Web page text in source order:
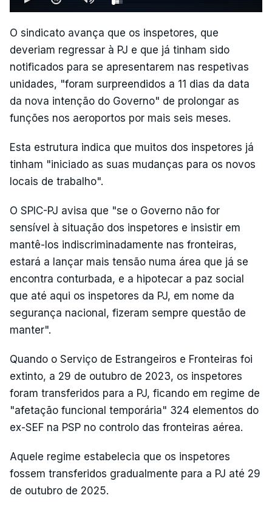
O sindicato avança que os inspetores, que
deveriam regressar à PJ e que já tinham sido
notificados para se apresentarem nas respetivas
unidades, "foram surpreendidos a 11 dias da data
da nova intenção do Governo" de prolongar as
funções nos aeroportos por mais seis meses.
Esta estrutura indica que muitos dos inspetores já
tinham "iniciado as suas mudanças para os novos
locais de trabalho".
O SPIC-PJ avisa que "se o Governo não for
sensível à situação dos inspetores e insistir em
mantê-los indiscriminadamente nas fronteiras,
estará a lançar mais tensão numa área que já se
encontra conturbada, e a hipotecar a paz social
que até aqui os inspetores da PJ, em nome da
segurança nacional, fizeram sempre questão de
manter".
Quando o Serviço de Estrangeiros e Fronteiras foi
extinto, a 29 de outubro de 2023, os inspetores
foram transferidos para a PJ, ficando em regime de
"afetação funcional temporária" 324 elementos do
ex-SEF na PSP no controlo das fronteiras aérea.
Aquele regime estabelecia que os inspetores
fossem transferidos gradualmente para a PJ até 29
de outubro de 2025.